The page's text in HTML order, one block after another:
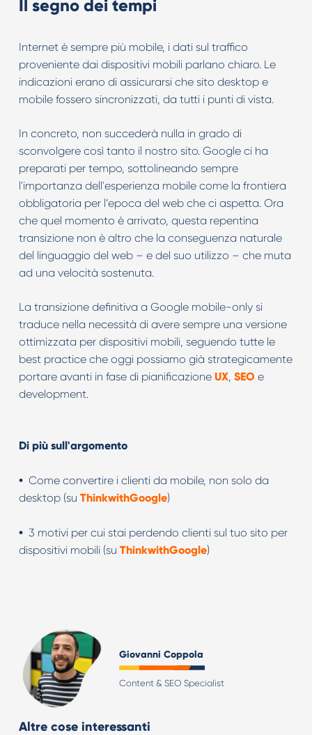
Il segno dei tempi
Internet è sempre più mobile, i dati sul traffico
proveniente dai dispositivi mobili parlano chiaro. Le
indicazioni erano di assicurarsi che sito desktop e
mobile fossero sincronizzati, da tutti i punti di vista.
In concreto, non succederà nulla in grado di
sconvolgere così tanto il nostro sito. Google ci ha
preparati per tempo, sottolineando sempre
l'importanza dell'esperienza mobile come la frontiera
obbligatoria per l’epoca del web che ci aspetta. Ora
che quel momento è arrivato, questa repentina
transizione non è altro che la conseguenza naturale
del linguaggio del web – e del suo utilizzo – che muta
ad una velocità sostenuta.
La transizione definitiva a Google mobile-only si
traduce nella necessità di avere sempre una versione
ottimizzata per dispositivi mobili, seguendo tutte le
best practice che oggi possiamo già strategicamente
portare avanti in fase di pianificazione UX, SEO e
development.
Di più sull'argomento
• Come convertire i clienti da mobile, non solo da
desktop (su ThinkwithGoogle)
• 3 motivi per cui stai perdendo clienti sul tuo sito per
dispositivi mobili (su ThinkwithGoogle)
Giovanni Coppola
Content & SEO Specialist
Altre cose interessanti